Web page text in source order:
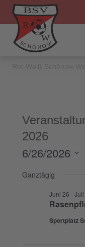
2026
6/26/2026
wählen.
Ganztägig
Juni 26 -Juli
Sportplatz